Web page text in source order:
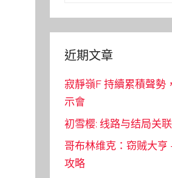
近期文章
寂靜嶺F 持續累積聲勢
示會
初雪樱: 线路与结局关
哥布林维克：窃贼大亨
攻略